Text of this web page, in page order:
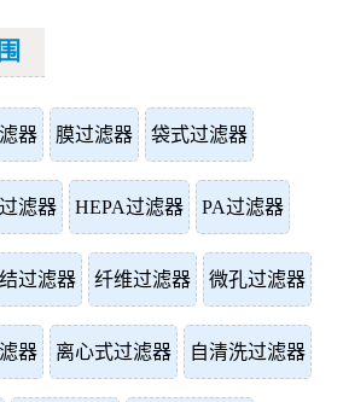
器 膜过滤器 袋式过滤器
滤器 HEPA过滤器 PA过滤器
过滤器 纤维过滤器 微孔过滤器
器 离心式过滤器 自清洗过滤器